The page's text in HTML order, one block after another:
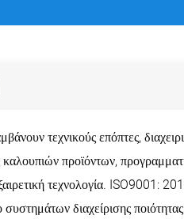
τεχνικούς επόπτες,
καλουπιών προϊόντων,
τεχνολογία. ISO9001:
συστημάτων διαχείρισης